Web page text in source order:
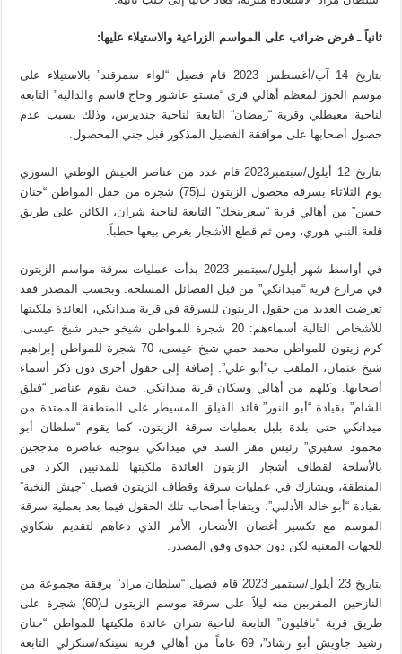
ثانياً ـ فرض ضرائب على المواسم الزراعية والاستيلاء عليها:
بتاريخ 14 آب/أغسطس 2023 قام فصيل “لواء سمرقند” بالاستيلاء على
موسم الجوز لمعظم أهالي قرى “مستو عاشور وحاج قاسم والدالية” التابعة
لناحية معبطلي وقرية “رمضان” التابعة لناحية جنديرس، وذلك بسبب عدم
حصول أصحابها على موافقة الفصيل المذكور قبل جني المحصول.
بتاريخ 12 أيلول/سبتمبر2023 قام عدد من عناصر الجيش الوطني السوري
يوم الثلاثاء بسرقة محصول الزيتون لـ(75) شجرة من حقل المواطن “حنان
حسن” من أهالي قرية “سعرينجك” التابعة لناحية شران، الكائن على طريق
قلعة النبي هوري، ومن ثم قطع الأشجار بغرض بيعها حطباً.
في أواسط شهر أيلول/سبتمبر 2023 بدأت عمليات سرقة مواسم الزيتون
في مزارع قرية “ميدانكي” من قبل الفصائل المسلحة. وبحسب المصدر فقد
تعرضت العديد من حقول الزيتون للسرقة في قرية ميدانكي، العائدة ملكيتها
للأشخاص التالية أسماءهم: 20 شجرة للمواطن شيخو حيدر شيخ عيسى،
كرم زيتون للمواطن محمد حمي شيخ عيسى، 70 شجرة للمواطن إبراهيم
شيخ عثمان، الملقب ب”أبو علي”. إضافة إلى حقول أخرى دون ذكر أسماء
أصحابها. وكلهم من أهالي وسكان قرية ميدانكي. حيث يقوم عناصر “فيلق
الشام” بقيادة “أبو النور” قائد الفيلق المسيطر على المنطقة الممتدة من
ميدانكي حتى بلدة بلبل بعمليات سرقة الزيتون، كما يقوم “سلطان أبو
محمود سفيري” رئيس مقر السد في ميدانكي بتوجيه عناصره مدججين
بالأسلحة لقطاف أشجار الزيتون العائدة ملكيتها للمدنيين الكرد في
المنطقة، ويشارك في عمليات سرقة وقطاف الزيتون فصيل “جيش النخبة”
بقيادة “أبو خالد الأدلبي”. ويتفاجأ أصحاب تلك الحقول فيما بعد بعملية سرقة
الموسم مع تكسير أغصان الأشجار، الأمر الذي دعاهم لتقديم شكاوي
للجهات المعنية لكن دون جدوى وفق المصدر.
بتاريخ 23 أيلول/سبتمبر 2023 قام فصيل “سلطان مراد” برفقة مجموعة من
النازحين المقربين منه ليلاً على سرقة موسم الزيتون لـ(60) شجرة على
طريق قرية “بافليون” التابعة لناحية شران عائدة ملكيتها للمواطن “حنان
رشيد جاويش أبو رشاد”، 69 عاماً من أهالي قرية سينكه/سنكرلي التابعة